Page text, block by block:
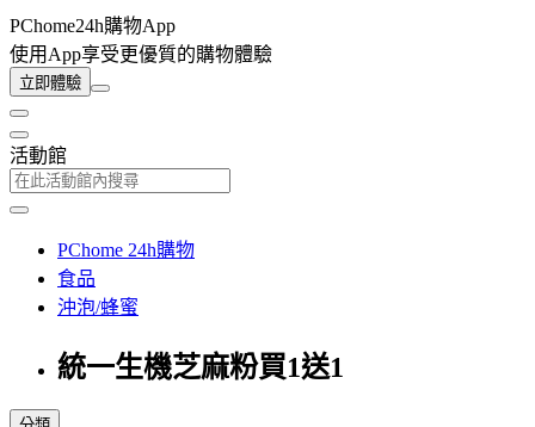
PChome24h購物App
使用App享受更優質的購物體驗
立即體驗
活動館
PChome 24h購物
食品
沖泡/蜂蜜
統一生機芝麻粉買1送1